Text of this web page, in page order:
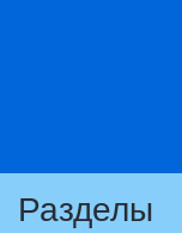
Разделы